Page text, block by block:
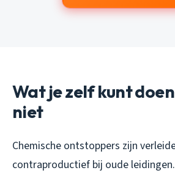
Wat je zelf kunt
niet
Chemische ontstoppers zijn
contraproductief bij oude